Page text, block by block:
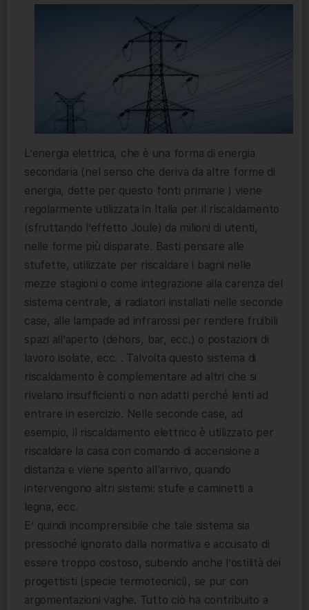
L’energia elettrica, che è una forma di energia
secondaria (nel senso che deriva da altre forme di
energia, dette per questo fonti primarie ) viene
regolarmente utilizzata in Italia per il riscaldamento
(sfruttando l’effetto Joule) da milioni di utenti,
nelle forme più disparate. Basti pensare alle
stufette, utilizzate per riscaldare i bagni nelle
mezze stagioni o come integrazione alla carenza del
sistema centrale, ai radiatori installati nelle seconde
case, alle lampade ad infrarossi per rendere fruibili
spazi all’aperto (dehors, bar, ecc.) o postazioni di
lavoro isolate, ecc. . Talvolta questo sistema di
riscaldamento è complementare ad altri che si
rivelano insufficienti o non adatti perché lenti ad
entrare in esercizio. Nelle seconde case, ad
esempio, il riscaldamento elettrico è utilizzato per
riscaldare la casa con comando di accensione a
distanza e viene spento all’arrivo, quando
intervengono altri sistemi: stufe e caminetti a
legna, ecc.
E’ quindi incomprensibile che tale sistema sia
pressoché ignorato dalla normativa e accusato di
essere troppo costoso, subendo anche l’ostilità dei
progettisti (specie termotecnici), se pur con
argomentazioni vaghe. Tutto ciò ha contribuito a